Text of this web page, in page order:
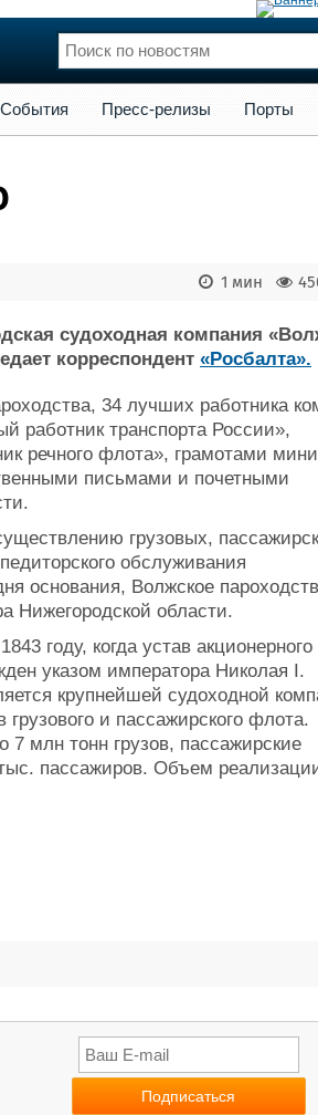
Флот
События Пресс-релизы Порты
1 мин
судоходная компания
корреспондент «Росбалта».
34 лучших работника
работник транспорта России»,
речного флота», грамотами
письмами и почетными
грузовых,
обслуживания
основания, Волжское
Нижегородской области.
году, когда устав акционерного
указом императора Николая I.
крупнейшей судоходной
и пассажирского флота.
7 млн тонн грузов, пассажирские
пассажиров. Объем